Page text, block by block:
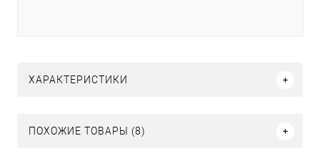
ХАРАКТЕРИСТИКИ
ПОХОЖИЕ ТОВАРЫ (8)